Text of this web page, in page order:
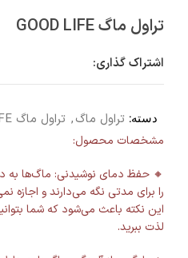
تراول ماگ GOOD LIFE
اشتراک گذاری:
دسته: تراول ماگ, تراول ماگ GOOD LIFE
مشخصات محصول:
🔸 حفظ دمای نوشیدنی: ماگ‌ها به
را برای مدتی نگه می‌دارند و
این نکته باعث می‌شود که شما
لذت ببرید.